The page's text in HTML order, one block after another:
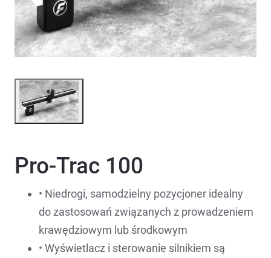
Pro-Trac 100
• Niedrogi, samodzielny pozycjoner idealny
do zastosowań związanych z prowadzeniem
krawędziowym lub środkowym
• Wyświetlacz i sterowanie silnikiem są